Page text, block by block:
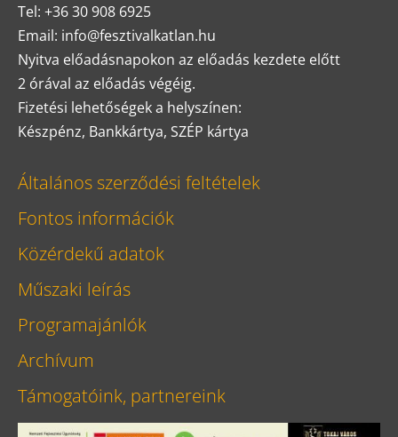
Tel: +36 30 908 6925
Email: info@fesztivalkatlan.hu
Nyitva előadásnapokon az előadás kezdete előtt
2 órával az előadás végéig.
Fizetési lehetőségek a helyszínen:
Készpénz, Bankkártya, SZÉP kártya
Általános szerződési feltételek
Fontos információk
Közérdekű adatok
Műszaki leírás
Programajánlók
Archívum
Támogatóink, partnereink